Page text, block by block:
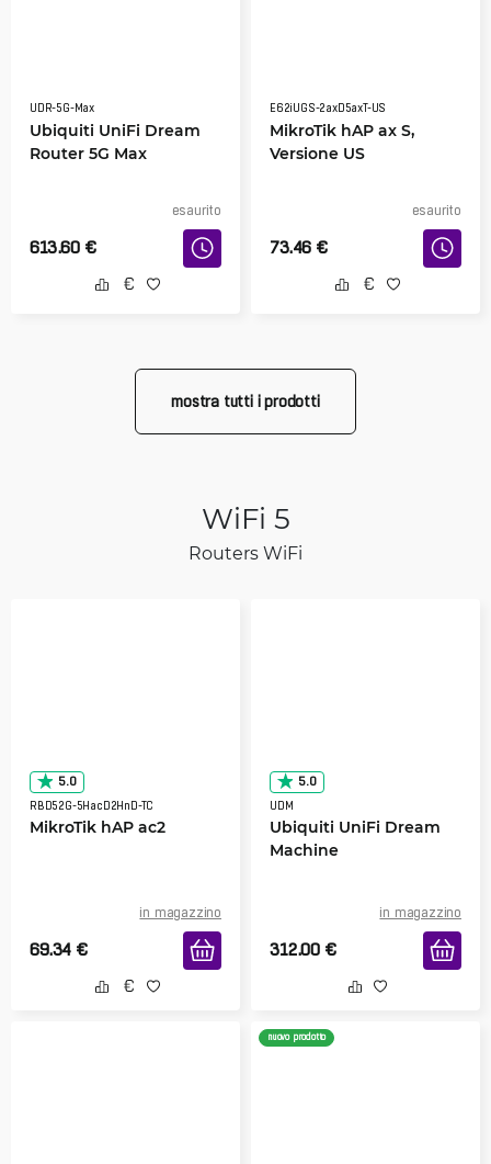
UDR-5G-Max
Ubiquiti UniFi Dream
Router 5G Max
esaurito
613.60 €
E62iUGS-2axD5axT-US
MikroTik hAP ax S,
Versione US
esaurito
73.46 €
mostra tutti i prodotti
WiFi 5
Routers WiFi
5.0
RBD52G-5HacD2HnD-TC
MikroTik hAP ac2
in magazzino
69.34 €
5.0
UDM
Ubiquiti UniFi Dream
Machine
in magazzino
312.00 €
nuovo prodotto